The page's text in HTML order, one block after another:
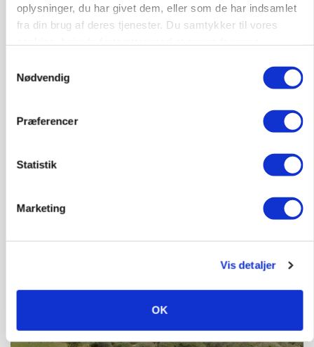
oplysninger, du har givet dem, eller som de har indsamlet
fra din brug af deres tjenester. Du samtykker til vores
Nødvendig
Præferencer
Statistik
Marketing
Vis detaljer
OK
protestgruppe vil demonstrere mod ny